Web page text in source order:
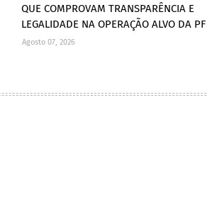
QUE COMPROVAM TRANSPARÊNCIA E
LEGALIDADE NA OPERAÇÃO ALVO DA PF
Agosto 07, 2026